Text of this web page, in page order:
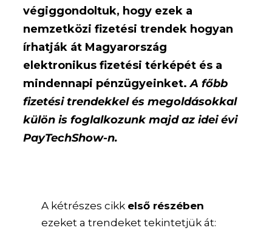
végiggondoltuk, hogy ezek a
nemzetközi fizetési trendek hogyan
írhatják át Magyarország
elektronikus fizetési térképét és a
mindennapi pénzügyeinket.A főbb
fizetési trendekkel és megoldásokkal
külön is foglalkozunk majd az idei évi
PayTechShow-n.
A kétrészes cikk első részében
ezeket a trendeket tekintetjük át: